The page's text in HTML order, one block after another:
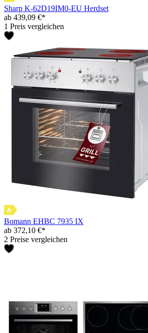
Sharp K-62D19IM0-EU Herdset
ab 439,09 €*
1 Preis vergleichen
Bomann EHBC 7935 IX
ab 372,10 €*
2 Preise vergleichen